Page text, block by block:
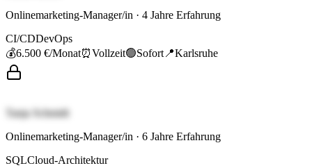
Onlinemarketing-Manager/in · 4 Jahre Erfahrung
CI/CDDevOps
💰6.500 €/Monat⏰Vollzeit🟢Sofort 📍Karlsruhe
Tanja Schmidt
Onlinemarketing-Manager/in · 6 Jahre Erfahrung
SQLCloud-Architektur